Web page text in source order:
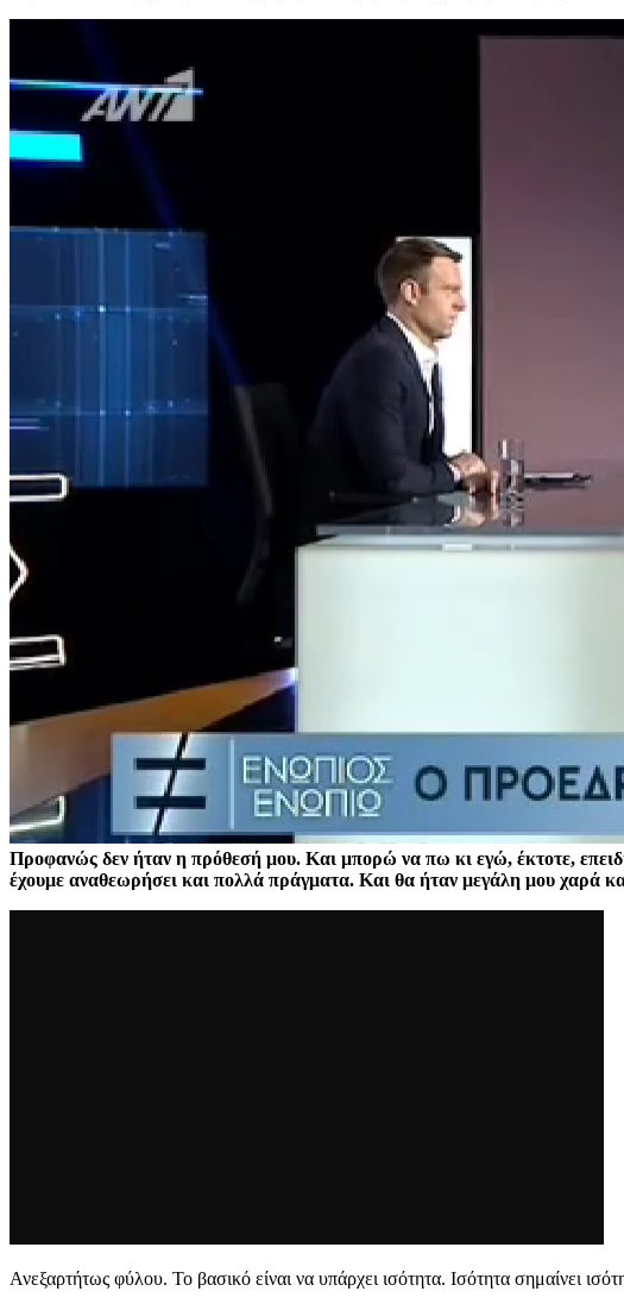
Προφανώς δεν ήταν η πρόθεσή μου. Και μπορώ να πω κι εγώ, έκτοτε,
έχουμε αναθεωρήσει και πολλά πράγματα. Και θα ήταν μεγάλη μου χαρά
Ανεξαρτήτως φύλου. Το βασικό είναι να υπάρχει ισότητα. Ισότητα σημαίνει